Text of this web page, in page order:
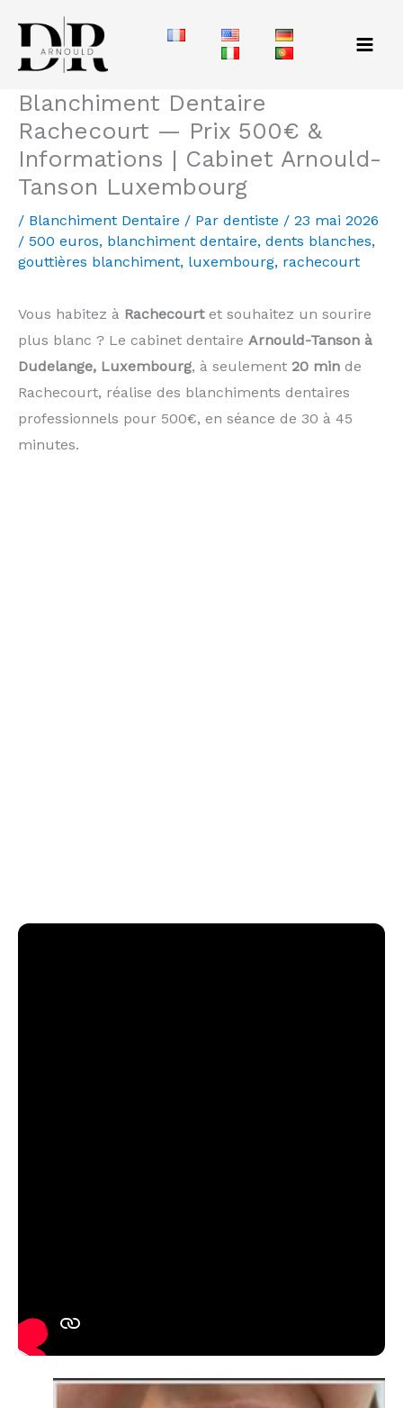
contenu
Blanchiment Dentaire
Rachecourt — Prix 500€ &
Informations | Cabinet Arnould-
Tanson Luxembourg
/ Blanchiment Dentaire / Par dentiste / 23 mai 2026
/ 500 euros, blanchiment dentaire, dents blanches,
gouttières blanchiment, luxembourg, rachecourt
Vous habitez à Rachecourtet souhaitez un sourire
plus blanc ? Le cabinet dentaire Arnould-Tanson à
Dudelange, Luxembourg, à seulement 20 min de
Rachecourt, réalise des blanchiments dentaires
professionnels pour 500€, en séance de 30 à 45
minutes.